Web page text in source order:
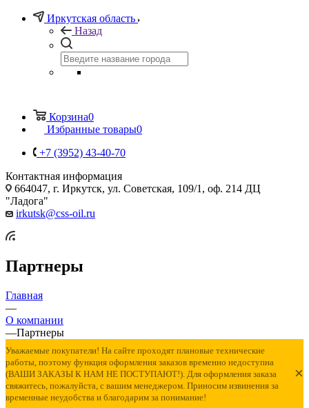
Иркутская область
Назад
Корзина0
Избранные товары0
+7 (3952) 43-40-70
Контактная информация
664047, г. Иркутск, ул. Советская, 109/1, оф. 214 ДЦ
"Ладога"
irkutsk@css-oil.ru
Партнеры
Главная
—
О компании
—Партнеры
Уважаемые покупатели! На сайте проходят плановые технические
работы, поэтому функция оформления заказов временно недоступна
(ВАШИ ЗАКАЗЫ К НАМ НЕ ПОСТУПАЮТ!). Для оформления заказа
свяжитесь, пожалуйста, с вашим менеджером. Приносим извинения за
временные неудобства и благодарим за понимание!
×